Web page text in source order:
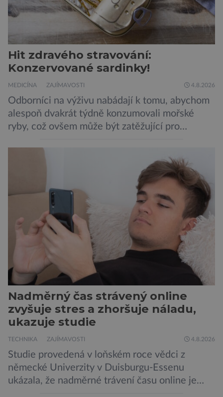
Hit zdravého stravování:
Konzervované sardinky!
MEDICÍNA ZAJÍMAVOSTI 4.8.2026
Odborníci na výživu nabádají k tomu, abychom
alespoň dvakrát týdně konzumovali mořské
ryby, což ovšem může být zatěžující pro
doporučení se nyní staly konzervované
sardinky, které si může dovolit opravdu každý
„Místo toho, aby poskytovaly izolované
mononutrienty, jsou rybí konzervy kompletní
potravinou,“ říká nutriční specialista Colin
Robertson a zdůrazňuje […]
Nadměrný čas strávený online
zvyšuje stres a zhoršuje náladu,
ukazuje studie
TECHNIKA ZAJÍMAVOSTI 4.8.2026
Studie provedená v loňském roce vědci z
německé Univerzity v Duisburgu-Essenu
ukázala, že nadměrné trávení času online je